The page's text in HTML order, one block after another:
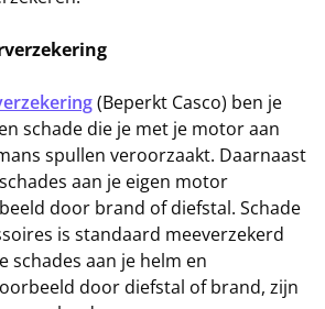
(Beperkt Casco) ben je
schade die je met je motor aan
spullen veroorzaakt. Daarnaast
aan je eigen motor
door brand of diefstal. Schade
is standaard meeverzekerd
schades aan je helm en
door diefstal of brand, zijn